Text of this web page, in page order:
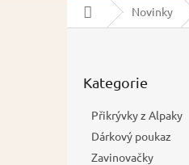
Domů
Novinky
kategorie
Kategorie
Přikrývky z Alpaky
Dárkový poukaz
Zavinovačky